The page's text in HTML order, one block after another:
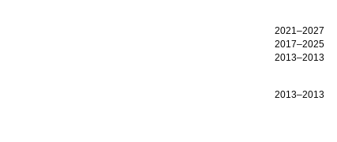
2021–2027
2017–2025
2013–2013
2013–2013